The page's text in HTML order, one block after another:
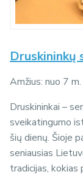
Druskininkų
Amžius: nuo 7 m.
Druskininkai –
sveikatingumo
šių dienų. Šioje
seniausias
tradicijas,